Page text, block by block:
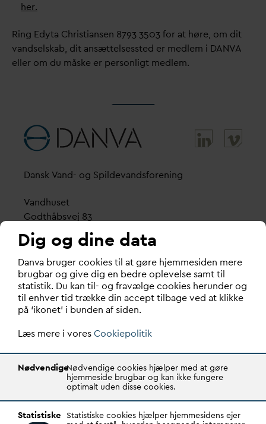
her.
Ring Edyta Christiansen 8793 3503 for at høre, om dit
vandselskab, dit ansættelsessted er medlem i DANVA
eller om du måske er personligt medlem.
Dansk Vand- og Spildevandsforening
Vandhuset
Godthåbsvej 83
8660 Skanderborg
København
Vester Farimagsgade 1, 5. sal.
1606 København V
Tlf.: 70 21 00 55
d
a.dk
Transparency Register: REG 0105047100027-26
Dig og dine data
Danva bruger cookies til at gøre hjemmesiden mere
brugbar og give dig en bedre oplevelse samt til
statistik. Du kan til- og fravælge cookies herunder og
til enhver tid trække din accept tilbage ved at klikke
på ‘ikonet’ i bunden af siden.
Læs mere i voresCookiepolitik
NødvendigeNødvendige cookies hjælper med at gøre
hjemmeside brugbar og kan ikke fungere
optimalt uden disse cookies.
Statistiske Statistiske cookies hjælper hjemmesidens ejer